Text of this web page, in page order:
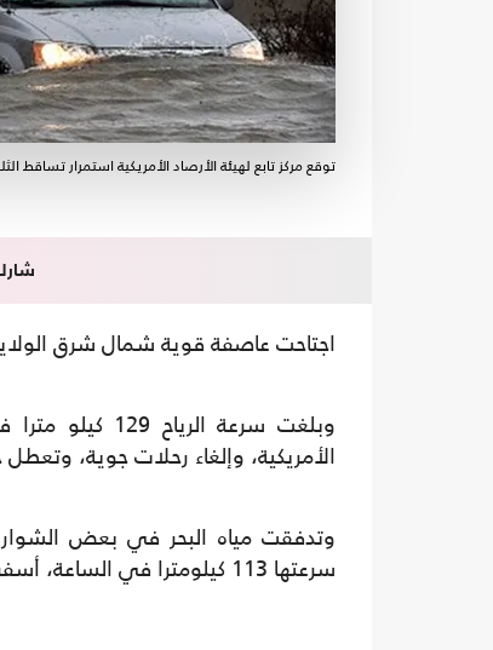
توقع مركز تابع لهيئة الأرصاد الأمريكية استمرار تساقط
اجتاحت عاصفة قوية شمال شرق
وبلغت سرعة
الأمريكية، وإلغاء رحلات جوية،
وتدفقت مياه البحر في بعض
سرعتها 113 كيلومترا في الساعة، أسفرت أيضا عن اقتلاع أشجار وسقوط خطوط كهرباء.